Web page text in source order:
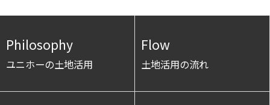
Philosophy
ユニホーの土地活用
Flow
土地活用の流れ